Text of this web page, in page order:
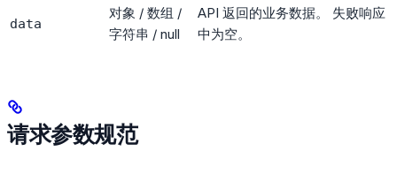
data
对象 / 数组 /
字符串 / null
API 返回的业务数据。 失败响应
中为空。
请求参数规范